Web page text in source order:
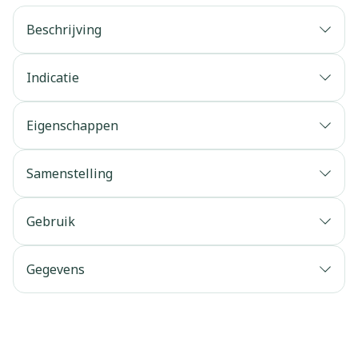
Beschrijving
Indicatie
Eigenschappen
Samenstelling
Gebruik
Gegevens